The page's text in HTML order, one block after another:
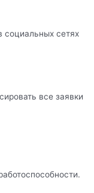
социальных сетях
все заявки